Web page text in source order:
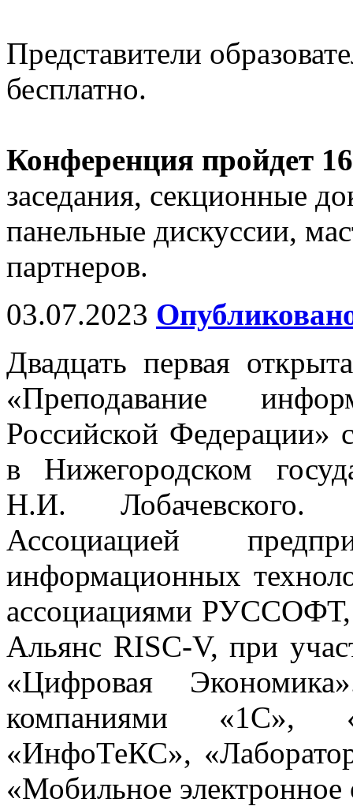
Представители
бесплатно.
Конференция пройдет
заседания, секционные
панельные дискуссии,
партнеров.
03.07.2023
Двадцать первая
«Преподавание
Российской Федерации»
в Нижегородском
Н.И. Лобачевского.
Ассоциацией
информационных
ассоциациями
Альянс RISC-V, при
«Цифровая
компаниями «1С»,
«ИнфоТеКС»,
«Мобильное